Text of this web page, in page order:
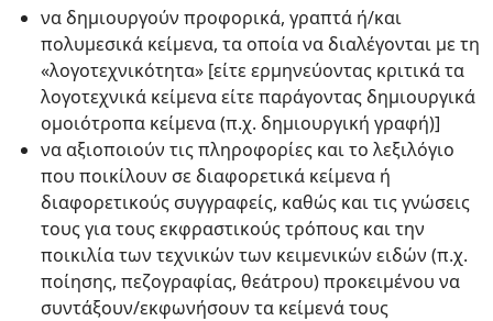
να δημιουργούν προφορικά, γραπτά ή/και
πολυμεσικά κείμενα, τα οποία να διαλέγονται με τη
«λογοτεχνικότητα» [είτε ερμηνεύοντας κριτικά τα
λογοτεχνικά κείμενα είτε παράγοντας δημιουργικά
ομοιότροπα κείμενα (π.χ. δημιουργική γραφή)]
να αξιοποιούν τις πληροφορίες και το λεξιλόγιο
που ποικίλουν σε διαφορετικά κείμενα ή
διαφορετικούς συγγραφείς, καθώς και τις γνώσεις
τους για τους εκφραστικούς τρόπους και την
ποικιλία των τεχνικών των κειμενικών ειδών (π.χ.
ποίησης, πεζογραφίας, θεάτρου) προκειμένου να
συντάξουν/εκφωνήσουν τα κείμενά τους